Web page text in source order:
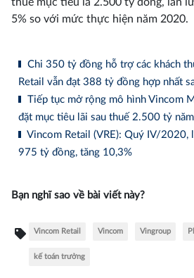
5% so với mức thực hiện năm 2020.
Chi 350 tỷ đồng hỗ trợ các khách
Retail vẫn đạt 388 tỷ đồng hợp nhất
Tiếp tục mở rộng mô hình Vincom
đặt mục tiêu lãi sau thuế 2.500 tỷ
Vincom Retail (VRE): Quý IV/2020,
975 tỷ đồng, tăng 10,3%
Bạn nghĩ sao về bài viết này?
Vincom Retail Vincom Vingroup
kế toán trưởng